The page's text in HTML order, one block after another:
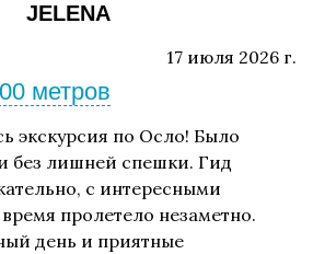
JELENA
17 июля 2026 г.
метров
экскурсия по Осло! Было
без лишней спешки. Гид
с интересными
пролетело незаметно.
день и приятные